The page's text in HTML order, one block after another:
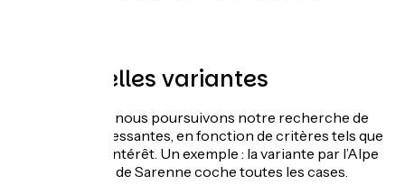
De nouvelles variantes
Chaque année, nous poursuivons notre recherche de
variantes intéressantes, en fonction de critères tels que
la sécurité et l’intérêt. Un exemple : la variante par l’Alpe
d’Huez et le col de Sarenne coche toutes les cases.